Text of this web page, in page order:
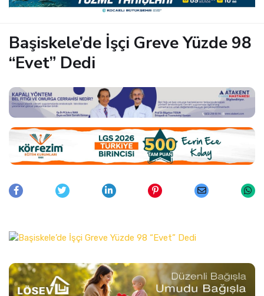
Başiskele’de İşçi Greve Yüzde 98
“Evet” Dedi